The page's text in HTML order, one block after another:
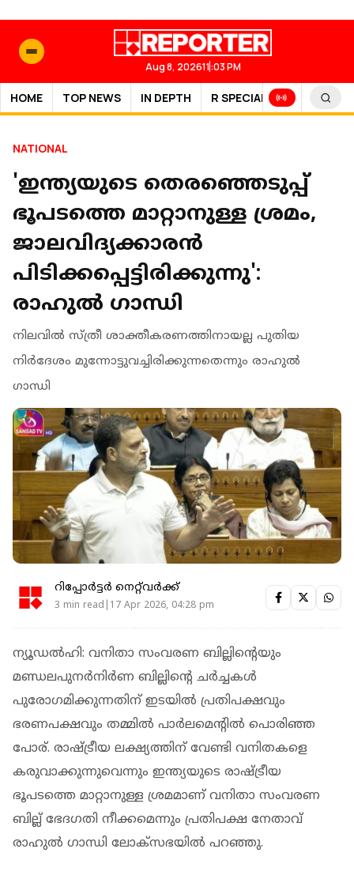
Aug 8, 202611:03 PM
HOME TOP NEWS IN DEPTH R SPECIAL SPORTS
NATIONAL
'ഇന്ത്യയുടെ തെരഞ്ഞെടുപ്പ്
ഭൂപടത്തെ മാറ്റാനുള്ള ശ്രമം,
ജാലവിദ്യക്കാരൻ
പിടിക്കപ്പെട്ടിരിക്കുന്നു':
രാഹുൽ ഗാന്ധി
നിലവില്‍ സ്ത്രീ ശാക്തീകരണത്തിനായല്ല പുതിയ
നിര്‍ദേശം മുന്നോട്ടുവച്ചിരിക്കുന്നതെന്നും രാഹുൽ
ഗാന്ധി
റിപ്പോർട്ടർ നെറ്റ്‌വര്‍ക്ക്‌
3 min read|17 Apr 2026, 04:28 pm
ന്യൂഡല്‍ഹി: വനിതാ സംവരണ ബില്ലിന്റെയും
മണ്ഡലപുനര്‍നിര്‍ണ ബില്ലിന്റെ ചര്‍ച്ചകള്‍
പുരോഗമിക്കുന്നതിന് ഇടയില്‍ പ്രതിപക്ഷവും
ഭരണപക്ഷവും തമ്മില്‍ പാര്‍ലമെന്റില്‍ പൊരിഞ്ഞ
പോര്. രാഷ്ട്രീയ ലക്ഷ്യത്തിന് വേണ്ടി വനിതകളെ
കരുവാക്കുന്നുവെന്നും ഇന്ത്യയുടെ രാഷ്ട്രീയ
ഭൂപടത്തെ മാറ്റാനുള്ള ശ്രമമാണ് വനിതാ സംവരണ
ബില്ല് ഭേദഗതി നീക്കമെന്നും പ്രതിപക്ഷ നേതാവ്
രാഹുല്‍ ഗാന്ധി ലോക്‌സഭയില്‍ പറഞ്ഞു.